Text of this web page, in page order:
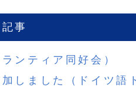
事
ンティア同好会）
加しました（ドイツ語